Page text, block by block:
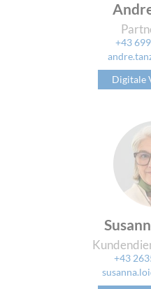
+43
Digitale
+43